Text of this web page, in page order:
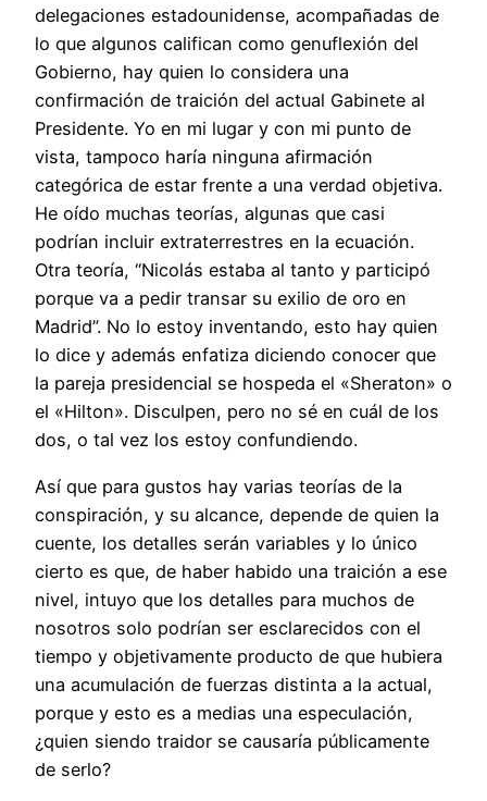
delegaciones estadounidense, acompañadas de
lo que algunos califican como genuflexión del
Gobierno, hay quien lo considera una
confirmación de traición del actual Gabinete al
Presidente. Yo en mi lugar y con mi punto de
vista, tampoco haría ninguna afirmación
categórica de estar frente a una verdad objetiva.
He oído muchas teorías, algunas que casi
podrían incluir extraterrestres en la ecuación.
Otra teoría, “Nicolás estaba al tanto y participó
porque va a pedir transar su exilio de oro en
Madrid”. No lo estoy inventando, esto hay quien
lo dice y además enfatiza diciendo conocer que
la pareja presidencial se hospeda el «Sheraton» o
el «Hilton». Disculpen, pero no sé en cuál de los
dos, o tal vez los estoy confundiendo.
Así que para gustos hay varias teorías de la
conspiración, y su alcance, depende de quien la
cuente, los detalles serán variables y lo único
cierto es que, de haber habido una traición a ese
nivel, intuyo que los detalles para muchos de
nosotros solo podrían ser esclarecidos con el
tiempo y objetivamente producto de que hubiera
una acumulación de fuerzas distinta a la actual,
porque y esto es a medias una especulación,
¿quien siendo traidor se causaría públicamente
de serlo?